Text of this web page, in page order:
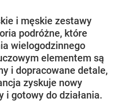
i męskie zestawy
podróżne, które
wielogodzinnego
elementem są
i dopracowane detale,
zyskuje nowy
i gotowy do działania.